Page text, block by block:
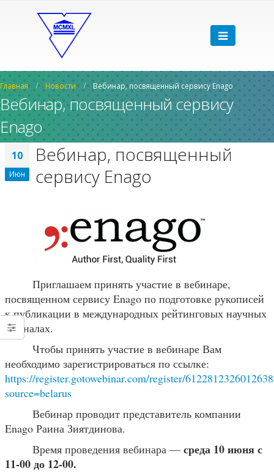
Главная Новости Вебинар, посвященный сервису Enago
Вебинар, посвященный сервису
Enago
10
Июн
Вебинар, посвященный
сервису Enago
Приглашаем принять участие в вебинаре,
посвященном сервису Enago по подготовке рукописей
к публикации в международных рейтинговых научных
журналах.
Чтобы принять участие в вебинаре Вам
необходимо зарегистрироваться по ссылке:
https://register.gotowebinar.com/register/
source=belarus
Вебинар проводит представитель компании
Enago Раина Зиятдинова.
Время проведения вебинара — среда 10 июня с
11-00 до 12-00.